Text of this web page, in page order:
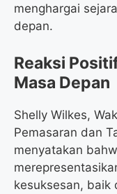
menghargai
depan.
Reaksi
Masa Depan
Shelly Wilkes,
Pemasaran dan
menyatakan
kesuksesan, baik